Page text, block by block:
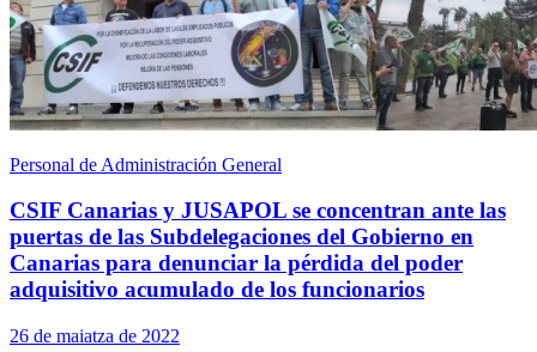
Personal de Administración General
CSIF Canarias y JUSAPOL se concentran ante las
puertas de las Subdelegaciones del Gobierno en
Canarias para denunciar la pérdida del poder
adquisitivo acumulado de los funcionarios
26 de maiatza de 2022